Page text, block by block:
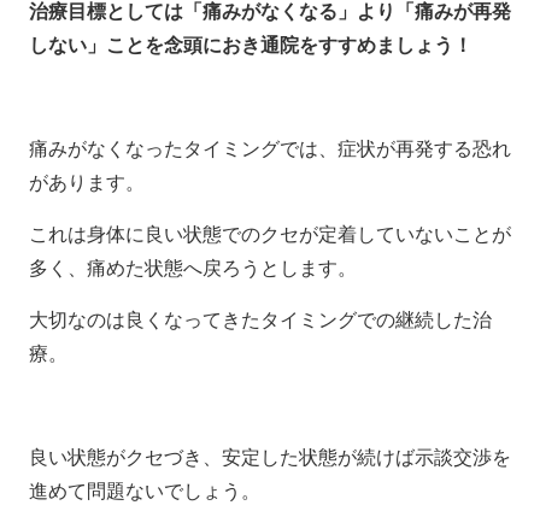
治療目標としては「痛みがなくなる」より「痛みが再発
しない」ことを念頭におき通院をすすめましょう！
痛みがなくなったタイミングでは、症状が再発する恐れ
があります。
これは身体に良い状態でのクセが定着していないことが
多く、痛めた状態へ戻ろうとします。
大切なのは良くなってきたタイミングでの継続した治
療。
良い状態がクセづき、安定した状態が続けば示談交渉を
進めて問題ないでしょう。